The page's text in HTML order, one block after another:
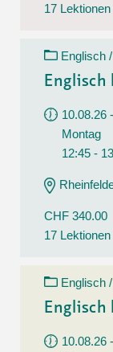
17 Lektionen
Englisch
10.08.26
Montag
12:45 -
CHF 340.00
17 Lektionen
Englisch
10.08.26